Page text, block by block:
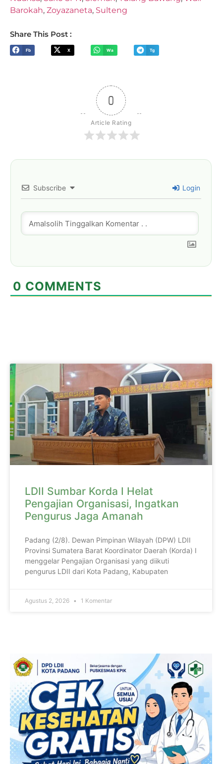
Barokah, Zoyazaneta, Sulteng
Share This Post :
Fb X Wa Tg
0
Article Rating
Subscribe Login
0 COMMENTS
LDII Sumbar Korda I Helat
Pengajian Organisasi, Ingatkan
Pengurus Jaga Amanah
Padang (2/8). Dewan Pimpinan Wilayah (DPW) LDII
Provinsi Sumatera Barat Koordinator Daerah (Korda) I
menggelar Pengajian Organisasi yang diikuti
pengurus LDII dari Kota Padang, Kabupaten
Agustus 2, 2026 1 Komentar